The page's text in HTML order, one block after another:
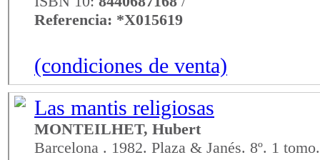
Referencia: *X015619
(condiciones de venta)
Las mantis religiosas
MONTEILHET, Hubert
Barcelona . 1982. Plaza & Janés. 8º. 1